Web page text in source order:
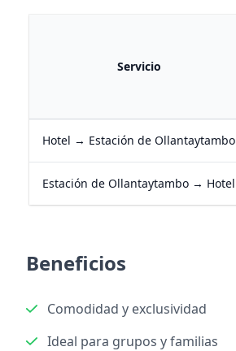
Servicio
Hotel → Estación de Ollantaytambo
Estación de Ollantaytambo → Hotel
Beneficios
Comodidad y exclusividad
Ideal para grupos y familias